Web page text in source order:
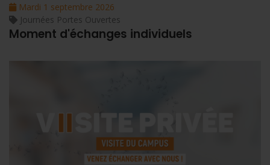
Mardi 1 septembre 2026
Journées Portes Ouvertes
Moment d'échanges individuels